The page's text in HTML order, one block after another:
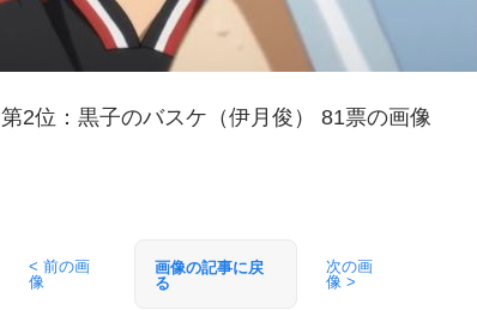
第2位：黒子のバスケ（伊月俊） 81票の画像
< 前の画
像
画像の記事に戻
る
次の画
像 >